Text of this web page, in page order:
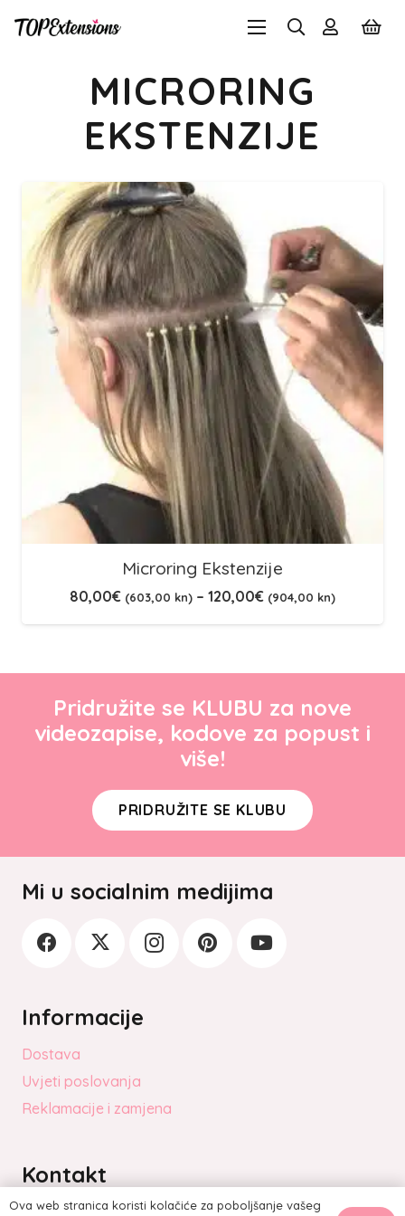
MICRORING
EKSTENZIJE
Microring Ekstenzije
80,00€ (603,00 kn) – 120,00€ (904,00 kn)
Pridružite se KLUBU za nove
videozapise, kodove za popust i
više!
PRIDRUŽITE SE KLUBU
Mi u socialnim medijima
Informacije
Dostava
Uvjeti poslovanja
Reklamacije i zamjena
Kontakt
Ova web stranica koristi kolačiće za poboljšanje vašeg